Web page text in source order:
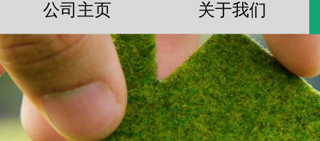
公司主页
公司主页
关于我们
关于我们